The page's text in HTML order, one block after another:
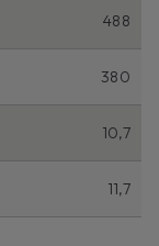
488
380
10,7
11,7